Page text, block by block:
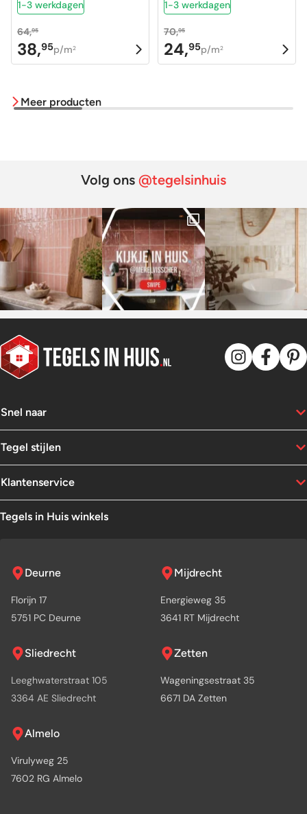
1-3 werkdagen
64,95
Oorspronkelijke
prijs
64,95.
38,95
Huidige
prijs
38,95.
p/m2
1-3 werkdagen
70,95
Oorspronkelijke
prijs
24,95
Huidige
prijs
p/m2
Meer producten
Volg ons @tegelsinhuis
Snel naar
Tegel stijlen
Klantenservice
Tegels in Huis winkels
Deurne
Florijn 17
5751 PC Deurne
Mijdrecht
Energieweg 35
3641 RT Mijdrecht
Sliedrecht
Leeghwaterstraat 105
3364 AE Sliedrecht
Zetten
Wageningsestraat 35
6671 DA Zetten
Almelo
Virulyweg 25
7602 RG Almelo